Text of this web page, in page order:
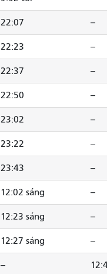
22:07 --
22:23 --
22:37 --
22:50 --
23:02 --
23:22 --
23:43 --
12:02 sáng --
12:23 sáng --
12:27 sáng --
--